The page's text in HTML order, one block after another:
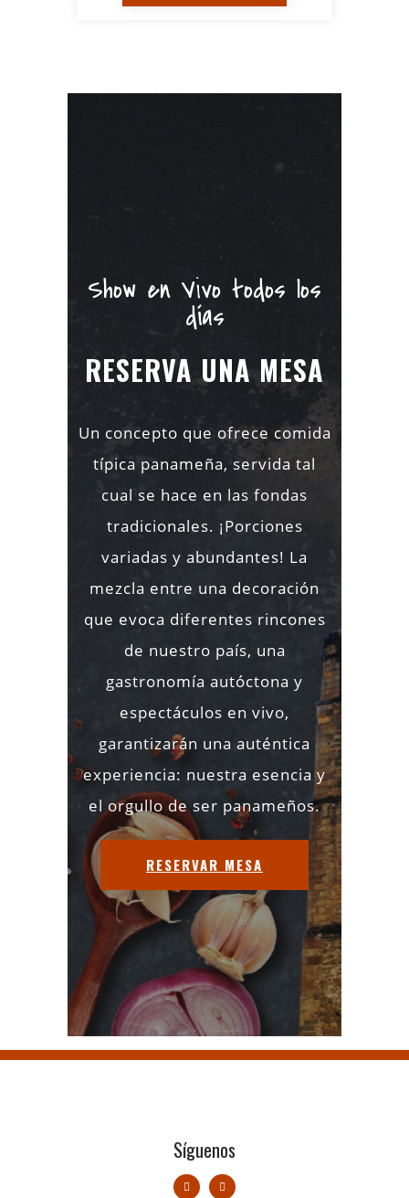
Show en Vivo todos los
días
RESERVA UNA MESA
Un concepto que ofrece comida
típica panameña, servida tal
cual se hace en las fondas
tradicionales. ¡Porciones
variadas y abundantes! La
mezcla entre una decoración
que evoca diferentes rincones
de nuestro país, una
gastronomía autóctona y
espectáculos en vivo,
garantizarán una auténtica
experiencia: nuestra esencia y
el orgullo de ser panameños.
RESERVAR MESA
Síguenos